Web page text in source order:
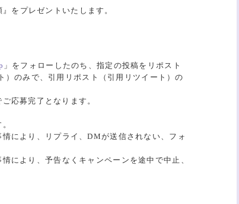
をプレゼントいたします。
」をフォローしたのち、指定の投稿をリポスト
）のみで、引用リポスト（引用リツイート）の
応募完了となります。
により、リプライ、DMが送信されない、フォ
により、予告なくキャンペーンを途中で中止、